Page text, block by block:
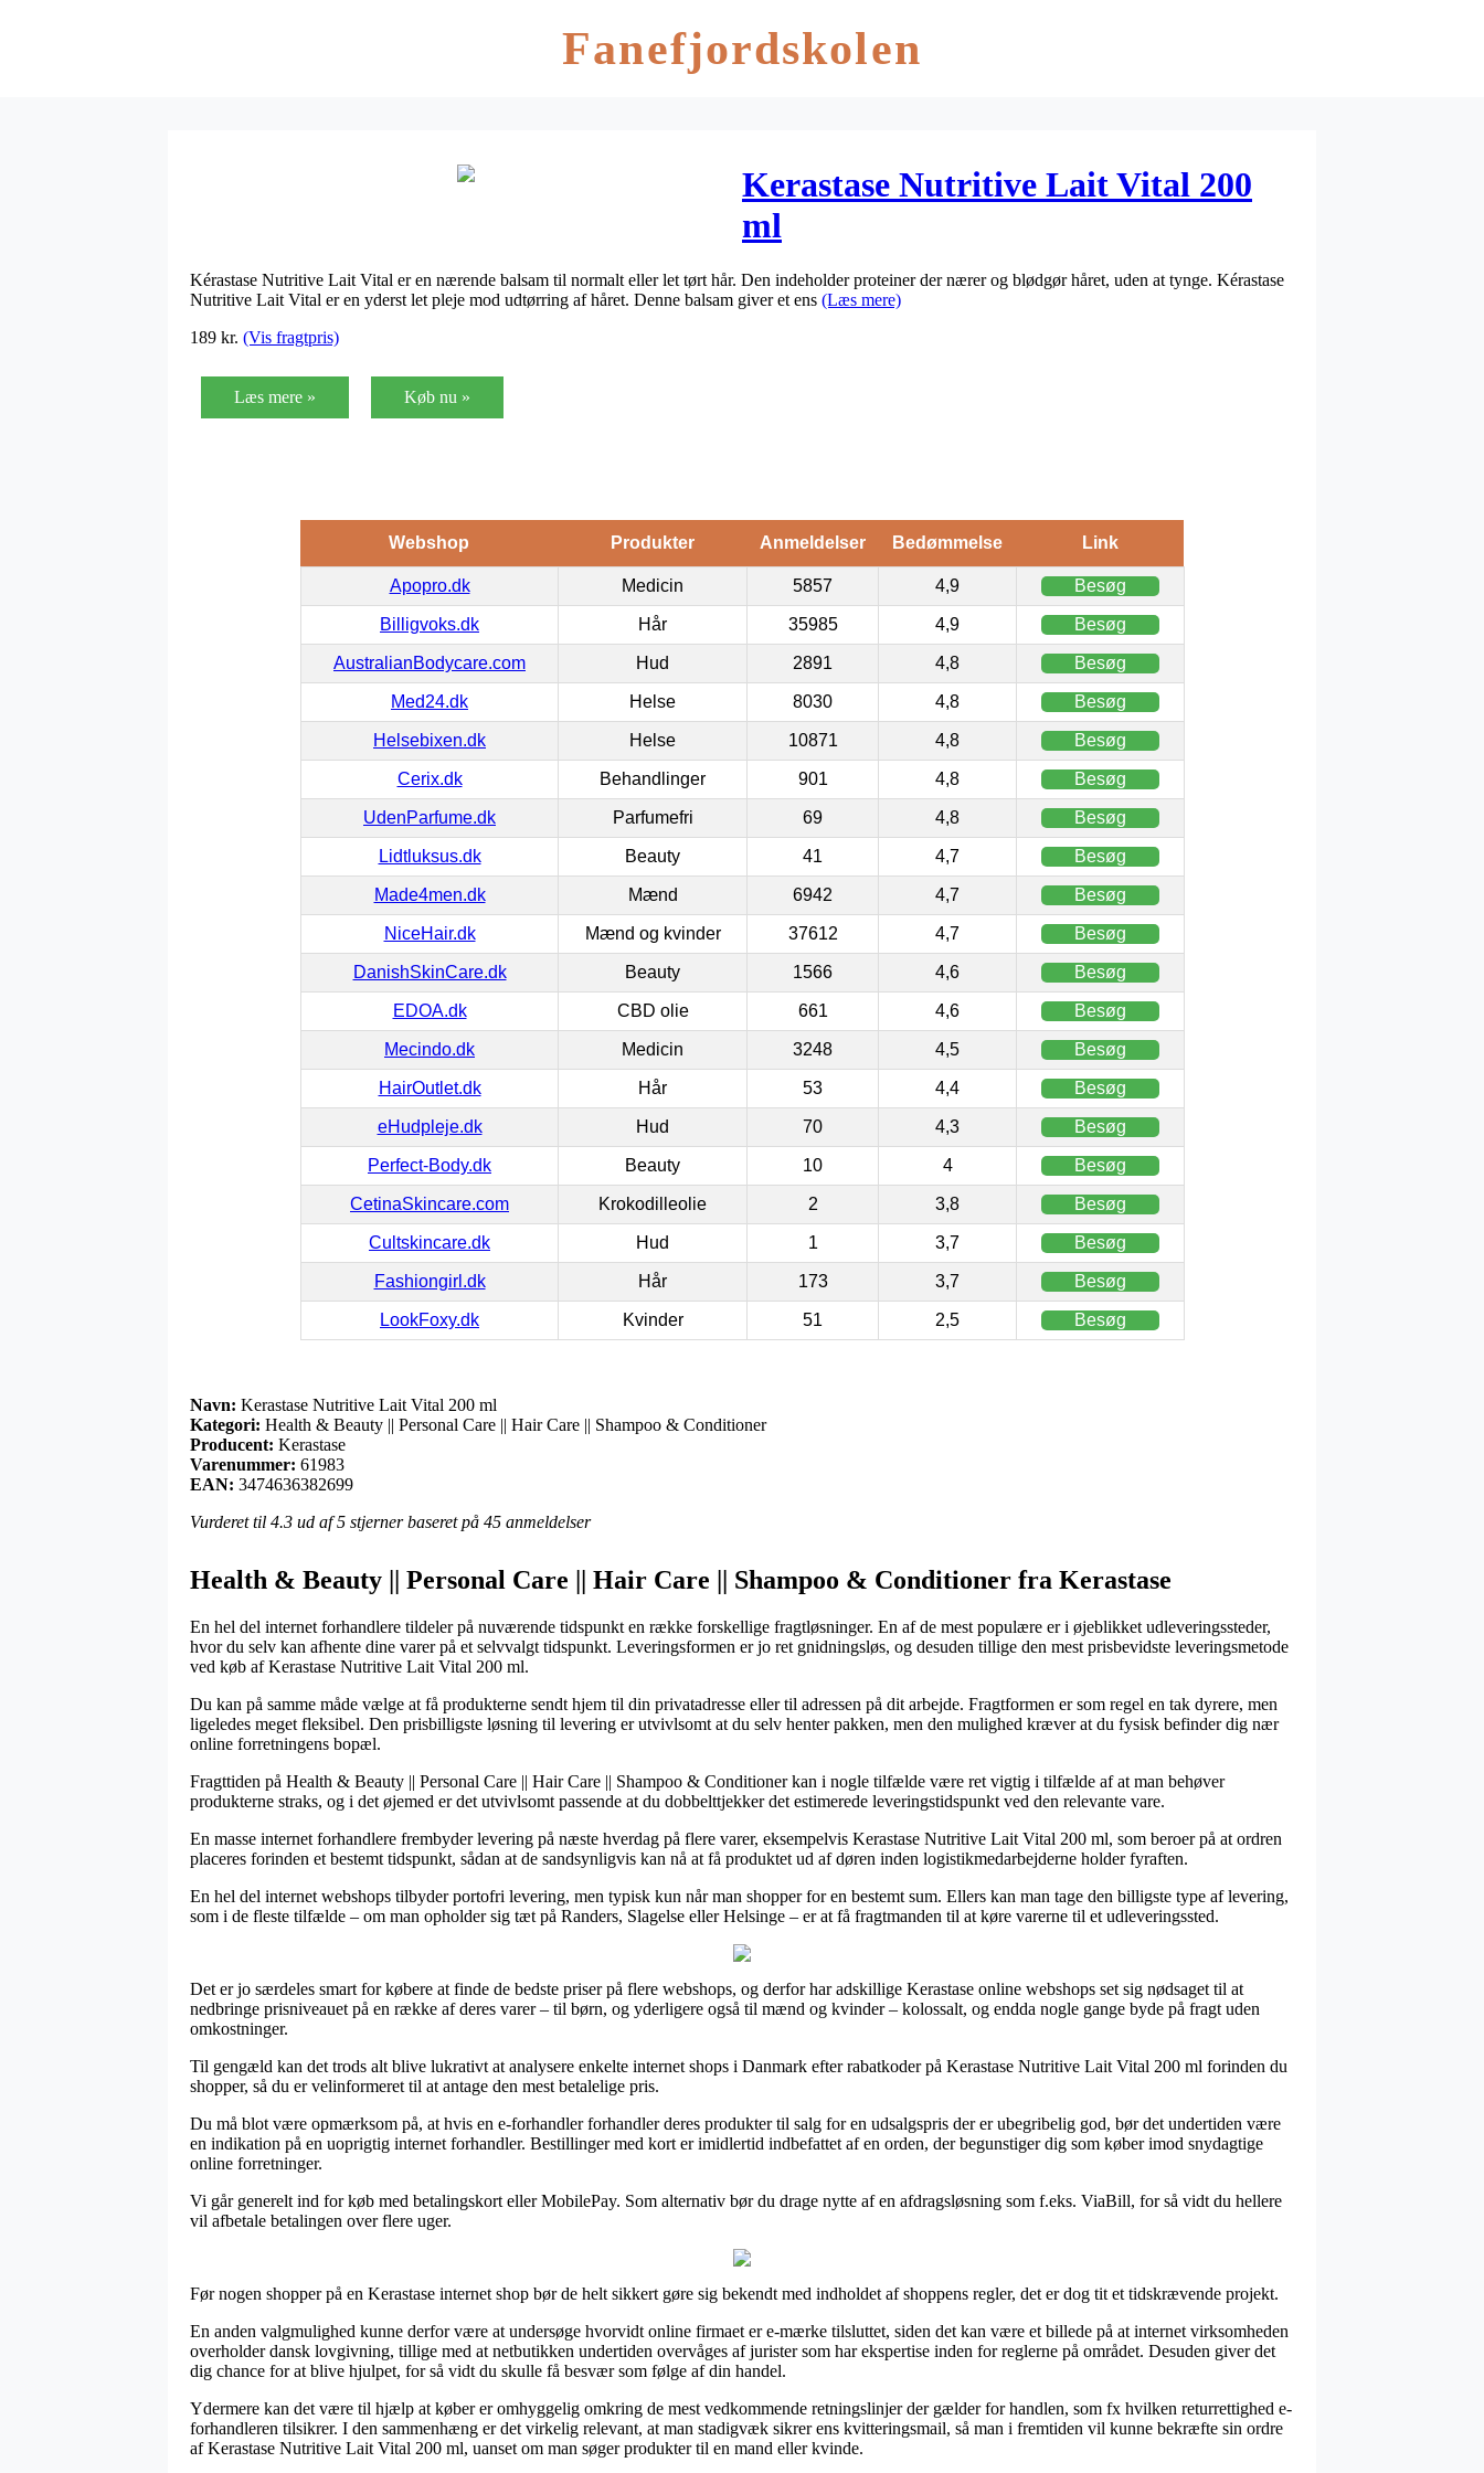
Fanefjordskolen
Kerastase Nutritive Lait Vital 200
ml
Kérastase Nutritive Lait Vital er en nærende balsam til normalt eller let tørt hår. Den indeholder proteiner der nærer og blødgør håret, uden at tynge. Kérastase
Nutritive Lait Vital er en yderst let pleje mod udtørring af håret. Denne balsam giver et ens (Læs mere)
189 kr. (Vis fragtpris)
Læs mere » Køb nu »
Webshop Produkter Anmeldelser Bedømmelse Link
Apopro.dk Medicin 5857 4,9 Besøg
Billigvoks.dk Hår 35985 4,9 Besøg
AustralianBodycare.com Hud 2891 4,8 Besøg
Med24.dk Helse 8030 4,8 Besøg
Helsebixen.dk Helse 10871 4,8 Besøg
Cerix.dk Behandlinger 901 4,8 Besøg
UdenParfume.dk Parfumefri 69 4,8 Besøg
Lidtluksus.dk Beauty 41 4,7 Besøg
Made4men.dk Mænd 6942 4,7 Besøg
NiceHair.dk Mænd og kvinder 37612 4,7 Besøg
DanishSkinCare.dk Beauty 1566 4,6 Besøg
EDOA.dk CBD olie 661 4,6 Besøg
Mecindo.dk Medicin 3248 4,5 Besøg
HairOutlet.dk Hår 53 4,4 Besøg
eHudpleje.dk Hud 70 4,3 Besøg
Perfect-Body.dk Beauty 10 4 Besøg
CetinaSkincare.com Krokodilleolie 2 3,8 Besøg
Cultskincare.dk Hud 1 3,7 Besøg
Fashiongirl.dk Hår 173 3,7 Besøg
LookFoxy.dk Kvinder 51 2,5 Besøg
Navn: Kerastase Nutritive Lait Vital 200 ml
Kategori: Health & Beauty || Personal Care || Hair Care || Shampoo & Conditioner
Producent: Kerastase
Varenummer: 61983
EAN: 3474636382699
Vurderet til 4.3 ud af 5 stjerner baseret på 45 anmeldelser
Health & Beauty || Personal Care || Hair Care || Shampoo & Conditioner fra Kerastase
En hel del internet forhandlere tildeler på nuværende tidspunkt en række forskellige fragtløsninger. En af de mest populære er i øjeblikket udleveringssteder,
hvor du selv kan afhente dine varer på et selvvalgt tidspunkt. Leveringsformen er jo ret gnidningsløs, og desuden tillige den mest prisbevidste leveringsmetode
ved køb af Kerastase Nutritive Lait Vital 200 ml.
Du kan på samme måde vælge at få produkterne sendt hjem til din privatadresse eller til adressen på dit arbejde. Fragtformen er som regel en tak dyrere, men
ligeledes meget fleksibel. Den prisbilligste løsning til levering er utvivlsomt at du selv henter pakken, men den mulighed kræver at du fysisk befinder dig nær
online forretningens bopæl.
Fragttiden på Health & Beauty || Personal Care || Hair Care || Shampoo & Conditioner kan i nogle tilfælde være ret vigtig i tilfælde af at man behøver
produkterne straks, og i det øjemed er det utvivlsomt passende at du dobbelttjekker det estimerede leveringstidspunkt ved den relevante vare.
En masse internet forhandlere frembyder levering på næste hverdag på flere varer, eksempelvis Kerastase Nutritive Lait Vital 200 ml, som beroer på at ordren
placeres forinden et bestemt tidspunkt, sådan at de sandsynligvis kan nå at få produktet ud af døren inden logistikmedarbejderne holder fyraften.
En hel del internet webshops tilbyder portofri levering, men typisk kun når man shopper for en bestemt sum. Ellers kan man tage den billigste type af levering,
som i de fleste tilfælde – om man opholder sig tæt på Randers, Slagelse eller Helsinge – er at få fragtmanden til at køre varerne til et udleveringssted.
Det er jo særdeles smart for købere at finde de bedste priser på flere webshops, og derfor har adskillige Kerastase online webshops set sig nødsaget til at
nedbringe prisniveauet på en række af deres varer – til børn, og yderligere også til mænd og kvinder – kolossalt, og endda nogle gange byde på fragt uden
omkostninger.
Til gengæld kan det trods alt blive lukrativt at analysere enkelte internet shops i Danmark efter rabatkoder på Kerastase Nutritive Lait Vital 200 ml forinden du
shopper, så du er velinformeret til at antage den mest betalelige pris.
Du må blot være opmærksom på, at hvis en e-forhandler forhandler deres produkter til salg for en udsalgspris der er ubegribelig god, bør det undertiden være
en indikation på en uoprigtig internet forhandler. Bestillinger med kort er imidlertid indbefattet af en orden, der begunstiger dig som køber imod snydagtige
online forretninger.
Vi går generelt ind for køb med betalingskort eller MobilePay. Som alternativ bør du drage nytte af en afdragsløsning som f.eks. ViaBill, for så vidt du hellere
vil afbetale betalingen over flere uger.
Før nogen shopper på en Kerastase internet shop bør de helt sikkert gøre sig bekendt med indholdet af shoppens regler, det er dog tit et tidskrævende projekt.
En anden valgmulighed kunne derfor være at undersøge hvorvidt online firmaet er e-mærke tilsluttet, siden det kan være et billede på at internet virksomheden
overholder dansk lovgivning, tillige med at netbutikken undertiden overvåges af jurister som har ekspertise inden for reglerne på området. Desuden giver det
dig chance for at blive hjulpet, for så vidt du skulle få besvær som følge af din handel.
Ydermere kan det være til hjælp at køber er omhyggelig omkring de mest vedkommende retningslinjer der gælder for handlen, som fx hvilken returrettighed e-
forhandleren tilsikrer. I den sammenhæng er det virkelig relevant, at man stadigvæk sikrer ens kvitteringsmail, så man i fremtiden vil kunne bekræfte sin ordre
af Kerastase Nutritive Lait Vital 200 ml, uanset om man søger produkter til en mand eller kvinde.